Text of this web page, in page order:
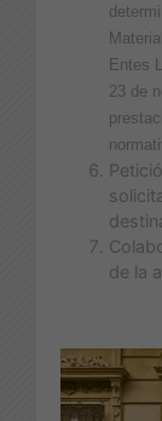
Entes
23 de
de la